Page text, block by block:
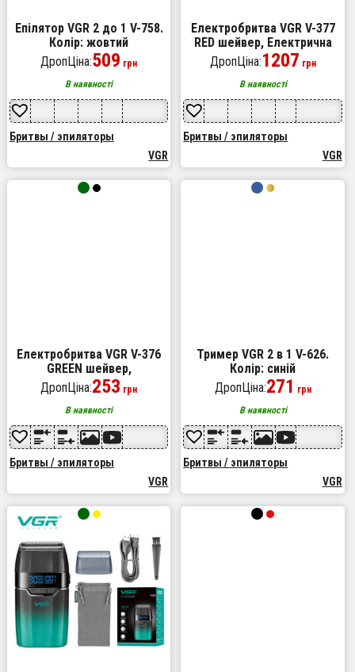
Епілятор VGR 2 до 1 V-758.
Колір: жовтий
ДропЦіна:509 грн
В наявності
Бритвы / эпиляторы
VGR
Електробритва VGR V-377
RED шейвер, Електрична
акумуляторна бритва для
гоління, шейвер чоловічий
ДропЦіна:1207 грн
В наявності
Бритвы / эпиляторы
VGR
Електробритва VGR V-376
GREEN шейвер,
Професійний шейвер-
електробритва, Портативна
бритва
ДропЦіна:253 грн
В наявності
Бритвы / эпиляторы
VGR
Тример VGR 2 в 1 V-626.
Колір: синій
ДропЦіна:271 грн
В наявності
Бритвы / эпиляторы
VGR